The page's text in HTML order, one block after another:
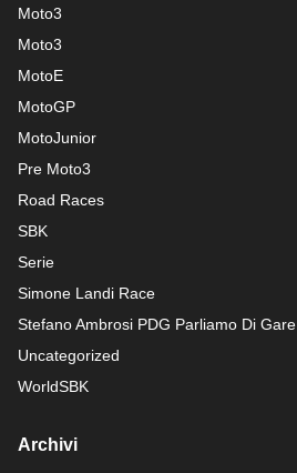
Moto3
Moto3
MotoE
MotoGP
MotoJunior
Pre Moto3
Road Races
SBK
Serie
Simone Landi Race
Stefano Ambrosi PDG Parliamo Di Gare
Uncategorized
WorldSBK
Archivi